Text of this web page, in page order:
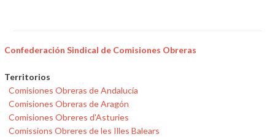
Confederación Sindical de Comisiones Obreras
Territorios
Comisiones Obreras de Andalucía
Comisiones Obreras de Aragón
Comisiones Obreres d'Asturies
Comissions Obreres de les Illes Balears